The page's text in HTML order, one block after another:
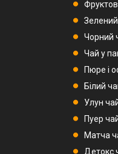
Чорний
Чай у
Пюре і
Білий
Улун
Пуер
Матча
Детокс